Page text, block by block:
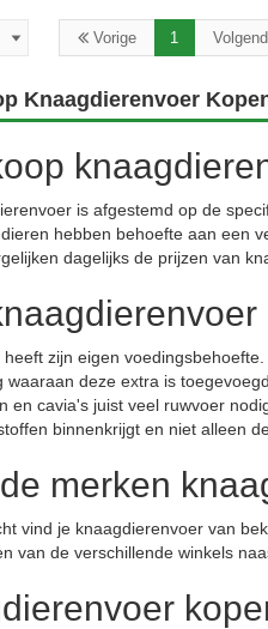
Vorige 1
Knaagdierenvoer
is afgestemd op de
hebben behoefte aan een
dagelijks de prijzen van
heeft zijn eigen
waaraan deze extra is
en cavia's juist veel ruwvoer
binnenkrijgt en niet alleen
merken
vind je knaagdierenvoer van
van de verschillende winkels